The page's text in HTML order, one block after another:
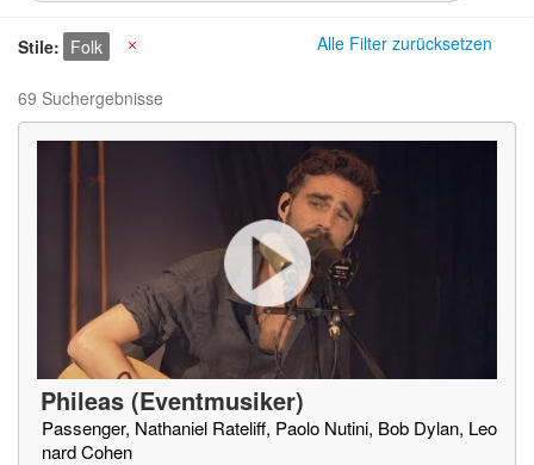
Alle Filter zurücksetzen
Stile Folk
69 Suchergebnisse
Phileas (Eventmusiker)
Passenger, Nathaniel Rateliff, Paolo Nutini, Bob Dylan, Leo
nard Cohen